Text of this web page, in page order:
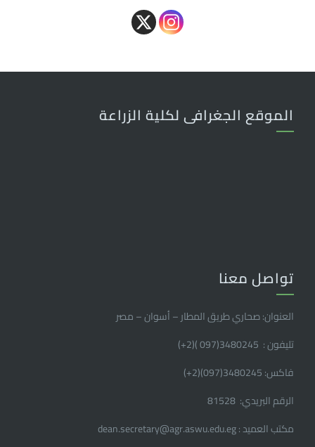
الموقع الجغرافى لكلية الزراعة
تواصل معنا
العنوان: صحاري طريق المطار – أسوان – مصر
تليفون : 3480245(097 )(2
+
)
فاكس: 3480245(097)(2
+
)
الرقم البريدي: 81528
مكتب العميد : dean.secretary@agr.aswu.edu.eg